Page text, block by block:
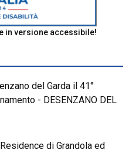
in versione accessibile!
del Garda il 41°
- DESENZANO DEL
di Grandola ed